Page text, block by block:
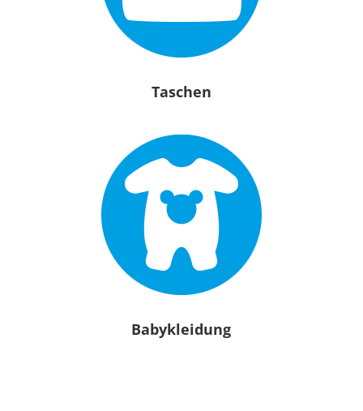
Taschen
Babykleidung